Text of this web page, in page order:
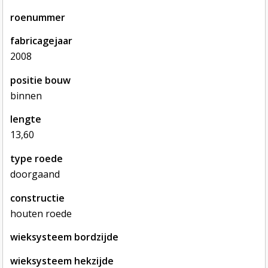
roenummer
fabricagejaar
2008
positie bouw
binnen
lengte
13,60
type roede
doorgaand
constructie
houten roede
wieksysteem bordzijde
wieksysteem hekzijde